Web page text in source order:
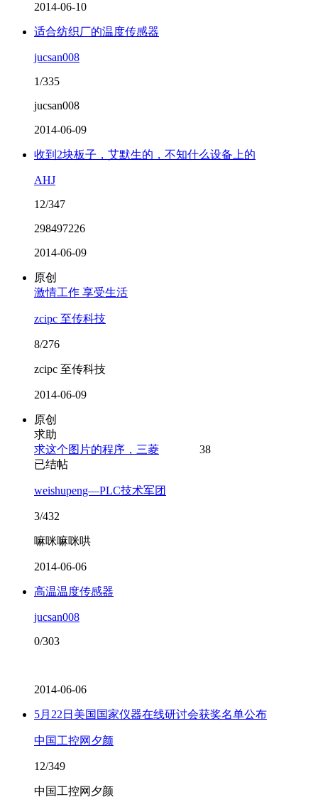
2014-06-10
适合纺织厂的温度传感器
jucsan008
1/335
jucsan008
2014-06-09
收到2块板子，艾默生的，不知什么设备上的
AHJ
12/347
298497226
2014-06-09
原创
激情工作 享受生活
zcipc 至传科技
8/276
zcipc 至传科技
2014-06-09
原创
求助
求这个图片的程序，三菱
38
已结帖
weishupeng—PLC技术军团
3/432
嘛咪嘛咪哄
2014-06-06
高温温度传感器
jucsan008
0/303
2014-06-06
5月22日美国国家仪器在线研讨会获奖名单公布
中国工控网夕颜
12/349
中国工控网夕颜